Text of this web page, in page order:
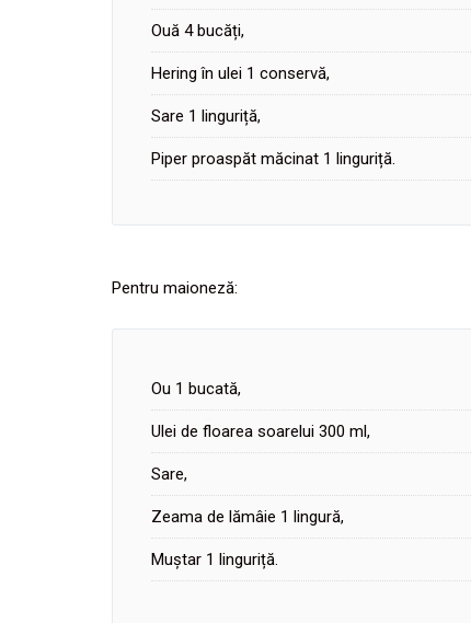
Ouă 4 bucăți,
Hering în ulei 1 conservă,
Sare 1 linguriță,
Piper proaspăt măcinat 1 linguriță.
Pentru maioneză:
Ou 1 bucată,
Ulei de floarea soarelui 300 ml,
Sare,
Zeama de lămâie 1 lingură,
Muștar 1 linguriță.